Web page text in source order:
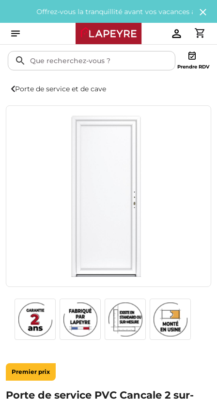
Offrez-vous la tranquillité avant vos vacances avec200€
Prendre RDV
Porte de service et de cave
Premier prix
Porte de service PVC Cancale 2 sur-